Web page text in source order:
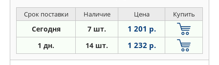
(2007>)
Срок поставки Наличие Цена Купить
Сегодня 7 шт. 1 201 р.
1 дн. 14 шт. 1 232 р.